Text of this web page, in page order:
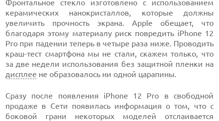
Фронтальное стекло изготовлено с использованием
керамических нанокристаллов, которые должны
увеличить прочность экрана. Apple обещает, что
благодаря этому материалу риск повредить iPhone 12
Pro при падении теперь в четыре раза ниже. Проводить
краш-тест смартфона мы не стали, скажем только, что
за две недели использования без защитной пленки на
дисплее не образовалось ни одной царапины.
Сразу после появления iPhone 12 Pro в свободной
продаже в Сети появилась информация о том, что с
боковой грани некоторых моделей отслаивается